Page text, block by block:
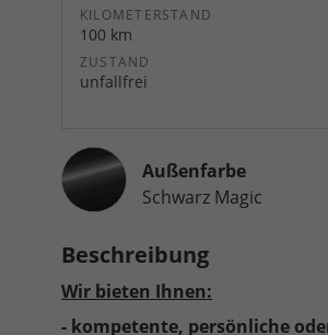
KILOMETERSTAND
100 km
ZUSTAND
unfallfrei
Außenfarbe
Schwarz Magic
Beschreibung
Wir bieten Ihnen:
- kompetente, persönliche